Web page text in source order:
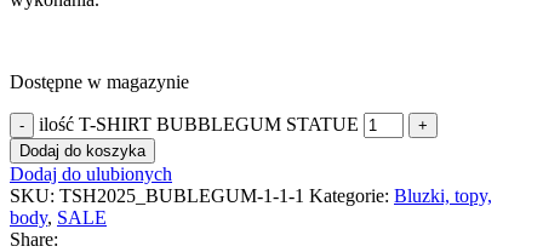
Dostępne w magazynie
ilość T-SHIRT BUBBLEGUM STATUE
Dodaj do koszyka
Dodaj do ulubionych
SKU: TSH2025_BUBLEGUM-1-1-1 Kategorie: Bluzki, topy,
body, SALE
Share: